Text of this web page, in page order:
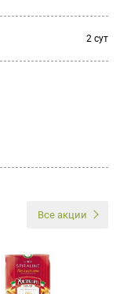
2 сут
Все акции